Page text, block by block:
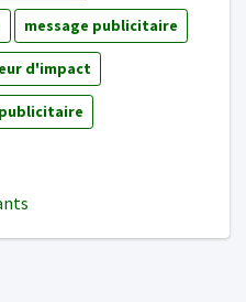
message publicitaire
d'impact